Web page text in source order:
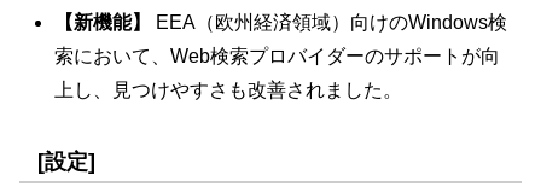
【新機能】
EEA（欧州経済領域）向けのWindows検
索において、Web検索プロバイダーのサポートが向
上し、見つけやすさも改善されました。
[設定]